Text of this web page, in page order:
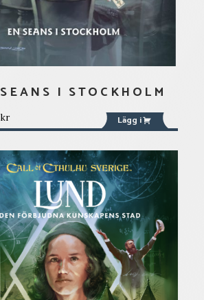
I STOCKHOLM
kr Lägg i